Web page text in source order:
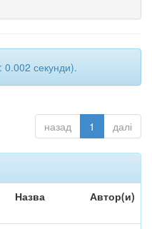
0.002 секунди).
назад 1 далі
Назва Автор(и)